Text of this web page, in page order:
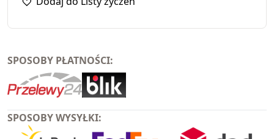
SPOSOBY PŁATNOŚCI:
SPOSOBY WYSYŁKI: